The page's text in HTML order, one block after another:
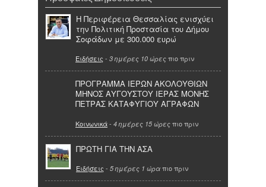
Η Περιφέρεια Θεσσαλίας ενισχύει
την Πολιτική Προστασία του Δήμου
Σοφάδων με 300.000 ευρώ
Ειδήσεις - 3 ημέρες 10 ώρες πιο πριν
ΠΡΟΓΡΑΜΜΑ ΙΕΡΩΝ ΑΚΟΛΟΥΘΙΩΝ
ΜΗΝΟΣ ΑΥΓΟΥΣΤΟΥ ΙΕΡΑΣ ΜΟΝΗΣ
ΠΕΤΡΑΣ ΚΑΤΑΦΥΓΙΟΥ ΑΓΡΑΦΩΝ
Κοινωνικά- 4 ημέρες 15 ώρες πιο πριν
ΠΡΩΤΗ ΓΙΑ ΤΗΝ ΑΣΑ
Ειδήσεις - 5 ημέρες 1 ώρα πιο πριν